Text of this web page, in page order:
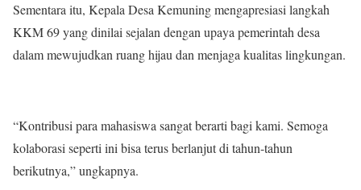
Sementara itu, Kepala Desa Kemuning mengapresiasi langkah
KKM 69 yang dinilai sejalan dengan upaya pemerintah desa
dalam mewujudkan ruang hijau dan menjaga kualitas lingkungan.
“Kontribusi para mahasiswa sangat berarti bagi kami. Semoga
kolaborasi seperti ini bisa terus berlanjut di tahun-tahun
berikutnya,” ungkapnya.